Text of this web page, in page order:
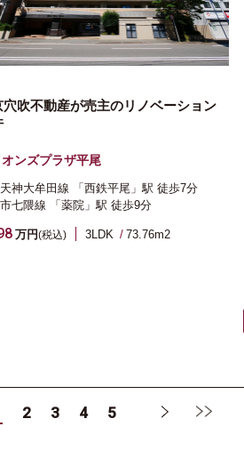
穴吹不動産が売主のリノベーション
ンズプラザ平尾
神大牟田線 「西鉄平尾」駅 徒歩7分
七隈線
「薬院」駅 徒歩9分
万円(税込) 3LDK 73.76m2
2 3 4 5